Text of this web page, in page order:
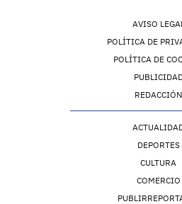
AVISO LEGAL
POLÍTICA DE
POLÍTICA DE
REDACCIÓN
DEPORTES
CULTURA
COMERCIO